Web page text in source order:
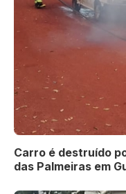
Carro é destruído
das Palmeiras em